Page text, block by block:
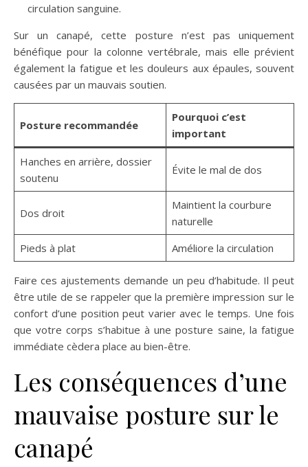
circulation sanguine.
Sur un canapé, cette posture n’est pas uniquement
bénéfique pour la colonne vertébrale, mais elle prévient
également la fatigue et les douleurs aux épaules, souvent
causées par un mauvais soutien.
Posture recommandée
Pourquoi c’est
important
Hanches en arrière, dossier
soutenu
Évite le mal de dos
Dos droit
Maintient la courbure
naturelle
Pieds à plat
Améliore la circulation
Faire ces ajustements demande un peu d’habitude. Il peut
être utile de se rappeler que la première impression sur le
confort d’une position peut varier avec le temps. Une fois
que votre corps s’habitue à une posture saine, la fatigue
immédiate cèdera place au bien-être.
Les conséquences d’une
mauvaise posture sur le
canapé